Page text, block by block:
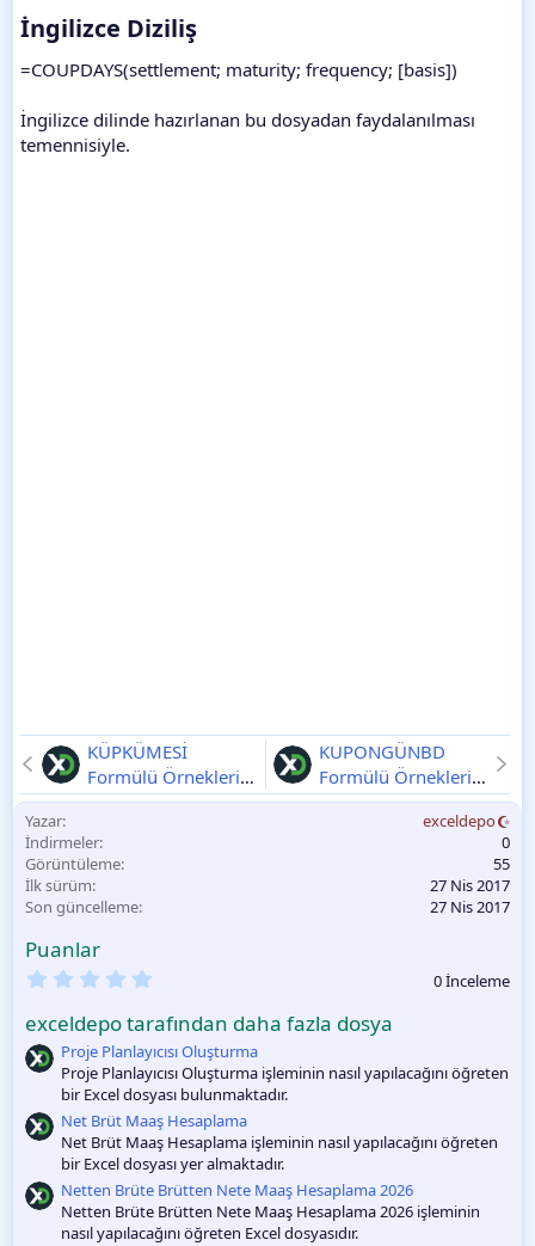
İngilizce Diziliş​
=COUPDAYS(settlement; maturity; frequency; [basis])
İngilizce dilinde hazırlanan bu dosyadan faydalanılması
temennisiyle.
KÜPKÜMESİ
Formülü Örnekleri
2025-11-11
KUPONGÜNBD
Formülü Örnekleri
2025-11-11
Yazar
exceldepo
İndirmeler
0
Görüntüleme
55
İlk sürüm
27 Nis 2017
Son güncelleme
27 Nis 2017
Puanlar
0
O
y
l
a
m
a
0 İnceleme
exceldepo tarafından daha fazla dosya
Proje Planlayıcısı Oluşturma
Proje Planlayıcısı Oluşturma işleminin nasıl yapılacağını öğreten
bir Excel dosyası bulunmaktadır.
Net Brüt Maaş Hesaplama
Net Brüt Maaş Hesaplama işleminin nasıl yapılacağını öğreten
bir Excel dosyası yer almaktadır.
Netten Brüte Brütten Nete Maaş Hesaplama 2026
Netten Brüte Brütten Nete Maaş Hesaplama 2026 işleminin
nasıl yapılacağını öğreten Excel dosyasıdır.